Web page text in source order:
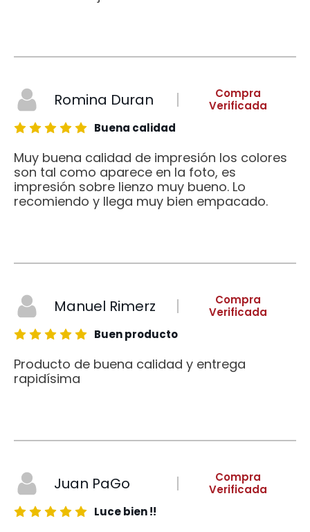
Romina Duran
Compra
Verificada
Buena calidad
Muy buena calidad de impresión los colores
son tal como aparece en la foto, es
impresión sobre lienzo muy bueno. Lo
recomiendo y llega muy bien empacado.
Manuel Rimerz
Compra
Verificada
Buen producto
Producto de buena calidad y entrega
rapidísima
Juan PaGo
Compra
Verificada
Luce bien !!